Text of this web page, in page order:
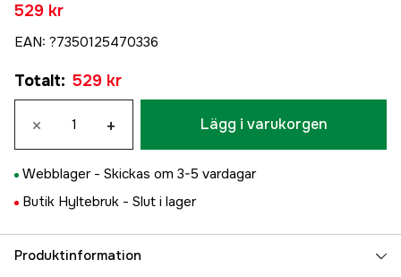
529 kr
EAN: ?7350125470336
Totalt: 529 kr
× + Lägg i varukorgen
Webblager - Skickas om 3-5 vardagar
Butik Hyltebruk - Slut i lager
Produktinformation